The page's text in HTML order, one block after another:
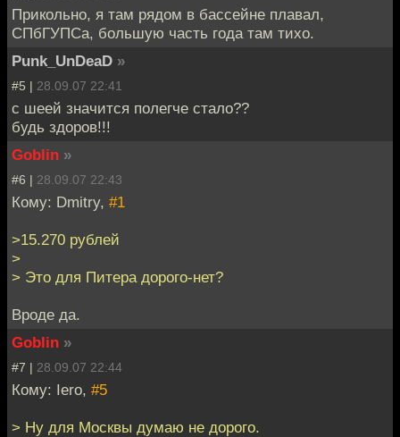
Прикольно, я там рядом в бассейне плавал,
СПбГУПСа, большую часть года там тихо.
Punk_UnDeaD »
#5 | 28.09.07 22:41
с шеей значится полегче стало??
будь здоров!!!
Goblin »
#6 | 28.09.07 22:43
Кому: Dmitry, #1
>15.270 рублей
>
> Это для Питера дорого-нет?
Вроде да.
Goblin »
#7 | 28.09.07 22:44
Кому: Iero, #5
> Ну для Москвы думаю не дорого.